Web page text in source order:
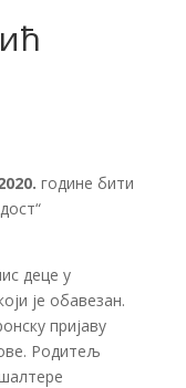
године бити
деце у
је обавезан.
пријаву
Родитељ